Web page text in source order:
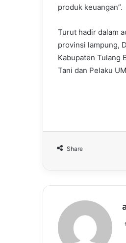
produk keuangan”.
Turut hadir dalam
provinsi lampung,
Kabupaten Tulang
Tani dan Pelaku
Share